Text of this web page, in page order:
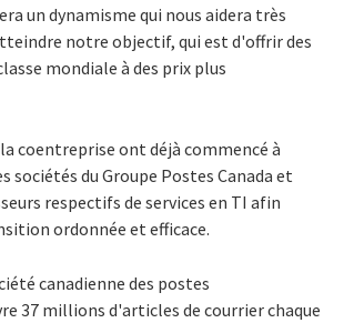
un dynamisme qui nous aidera très
notre objectif, qui est d'offrir des
mondiale à des prix plus
coentreprise ont déjà commencé à
sociétés du Groupe Postes Canada et
respectifs de services en TI afin
ordonnée et efficace.
canadienne des postes
37 millions d'articles de courrier chaque